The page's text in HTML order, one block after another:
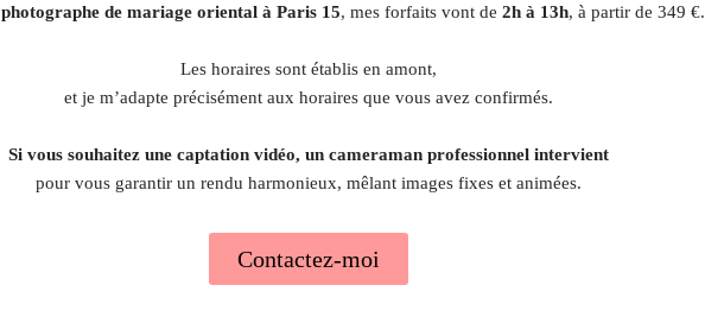
photographe de mariage oriental à Paris 15, mes forfaits vont de 2h à 13h, à partir de 349 €.
Les horaires sont établis en amont,
et je m’adapte précisément aux horaires que vous avez confirmés.
Si vous souhaitez une captation vidéo, un cameraman professionnel intervient
pour vous garantir un rendu harmonieux, mêlant images fixes et animées.
Contactez-moi